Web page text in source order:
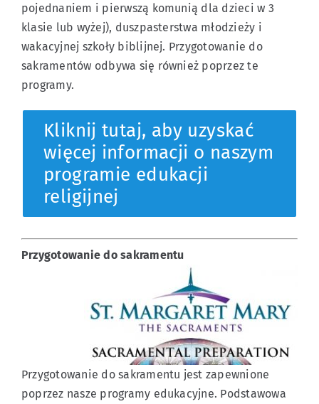
pojednaniem i pierwszą komunią dla dzieci w 3
klasie lub wyżej), duszpasterstwa młodzieży i
wakacyjnej szkoły biblijnej. Przygotowanie do
sakramentów odbywa się również poprzez te
programy.
Kliknij tutaj, aby uzyskać
więcej informacji o naszym
programie edukacji
religijnej
Przygotowanie do sakramentu
Przygotowanie do sakramentu jest zapewnione
poprzez nasze programy edukacyjne. Podstawowa